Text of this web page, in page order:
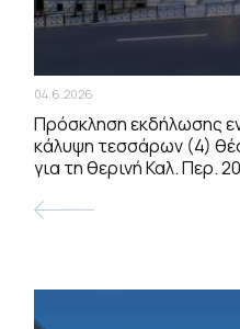
04.6.2026
Πρόσκληση εκδήλωσης
κάλυψη τεσσάρων (4)
για τη θερινή Καλ. Περ.